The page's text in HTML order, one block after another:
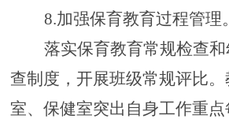
8.加强保育教育过程管理。
落实保育教育常规检查
查制度，开展班级常规评比。
室、保健室突出自身工作重点